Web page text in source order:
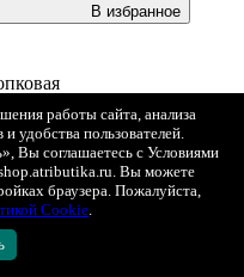
В избранное
работы сайта, анализа
удобства пользователей.
Вы соглашаетесь с Условиями
Вы можете
браузера. Пожалуйста,
Cookie.